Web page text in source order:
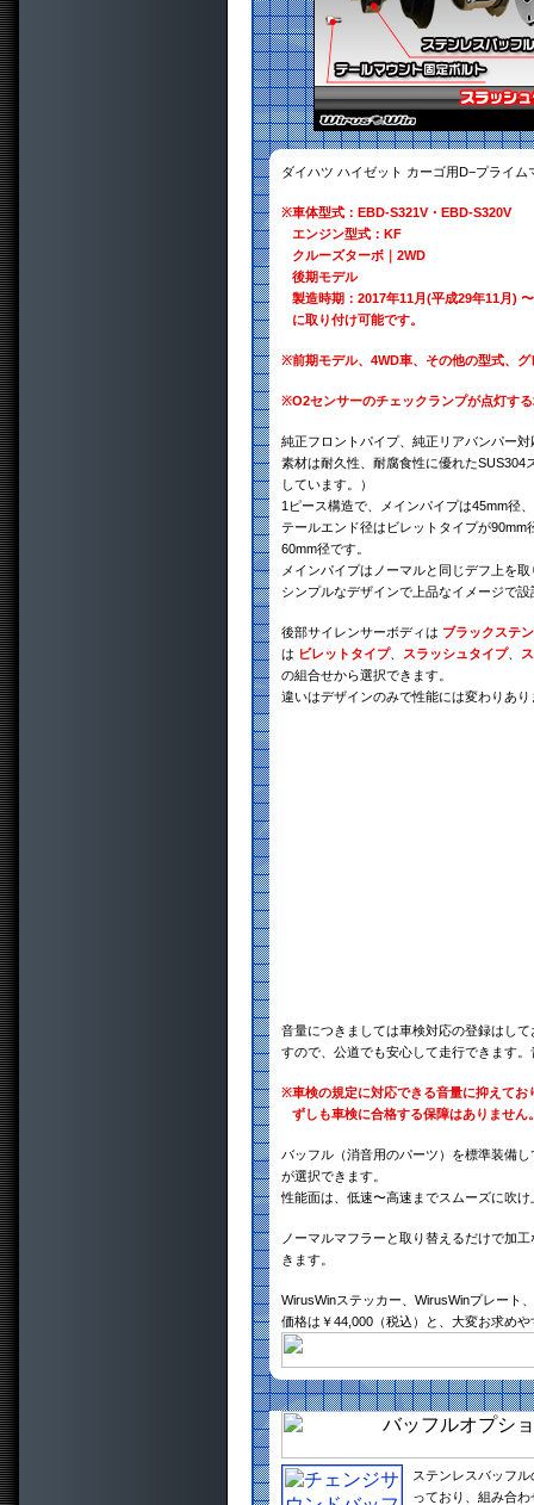
ダイハツ ハイゼット カーゴ用D−プライ
※車体型式：EBD-S321V・EBD-S320V
エンジン型式：KF
クルーズターボ｜2WD
後期モデル
製造時期：2017年11月(平成29年11月)
に取り付け可能です。
※前期モデル、4WD車、その他の型式、
※O2センサーのチェックランプが点灯す
純正フロントパイプ、純正リアバンパー対
素材は耐久性、耐腐食性に優れた
しています。）
1ピース構造で、メインパイプは45mm径
テールエンド径はビレットタイプが
60mm径です。
メインパイプはノーマルと同じデフ上を
シンプルなデザインで上品なイメージで
後部サイレンサーボディは ブラックステ
は ビレットタイプ、 スラッシュタイプ、
の組合せから選択できます。
違いはデザインのみで性能には変わりあ
音量につきましては車検対応の登録はし
すので、公道でも安心して走行できます
※車検の規定に対応できる音量に抑えて
ずしも車検に合格する保障はありませ
バッフル（消音用のパーツ）を標準装備
が選択できます。
性能面は、低速〜高速までスムーズに吹
ノーマルマフラーと取り替えるだけで加
きます。
WirusWinステッカー、WirusWinプレート
価格は￥44,000（税込）と、大変お求め
ステンレスバッフ
っており、組み合